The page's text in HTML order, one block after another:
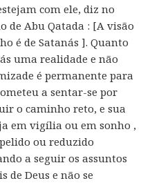
com ele, diz no
de Abu Qatada : [A visão
é de Satanás ]. Quanto
uma realidade e não
é permanente para
a sentar-se por
o caminho reto, e sua
em vigília ou em sonho ,
ou reduzido
a seguir os assuntos
de Deus e não se